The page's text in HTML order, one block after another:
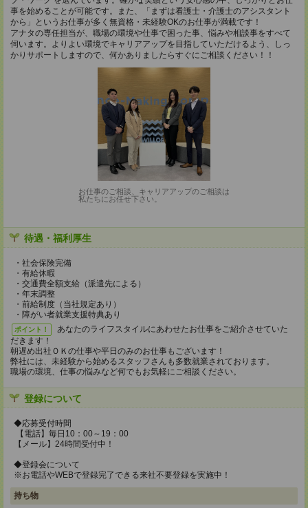
事を始めることが可能です。また、「まずは看護士・介護士のアシスタント
から」というお仕事が多く無資格・未経験OKのお仕事が満載です！
アナタの専任担当が、職場の環境や仕事で困った事、悩みや相談事をすべて
伺います。よりよい環境でキャリアアップを目指していただけるよう、しっ
かりサポートしますので、何かありましたらすぐにご相談ください！！
お仕事のご相談、キャリアアップのご相談は
私たちにお任せ下さい。
待遇・福利厚生
・社会保険完備
・有給休暇
・交通費全額支給（派遣先による）
・年末調整
・前給制度（当社規定あり）
・障がい者就業支援特典あり
ポイント！
あなたのライフスタイルにあわせたお仕事をご紹介させていた
だきます！
朝遅め出社ＯＫの仕事や平日のみのお仕事もございます！
弊社には、未経験から始めるスタッフさんも多数就業されております。
職場の環境、仕事の悩みなど何でもお気軽にご相談ください。
登録について
◆応募受付時間
【電話】毎日10：00～19：00
【メール】24時間受付中！
◆登録会について
※お電話やWEBで登録完了できる来社不要登録を実施中！
持ち物